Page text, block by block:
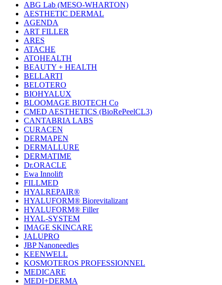
ABG Lab (MESO-WHARTON)
AESTHETIC DERMAL
AGENDA
ART FILLER
ARES
ATACHE
ATOHEALTH
BEAUTY + HEALTH
BELLARTI
BELOTERO
BIOHYALUX
BLOOMAGE BIOTECH Co
CMED AESTHETICS (BioRePeelCL3)
CANTABRIA LABS
CURACEN
DERMAPEN
DERMALLURE
DERMATIME
Dr.ORACLE
Ewa Innolift
FILLMED
НYALREPAIR®
HYALUFORM® Biorevitalizant
HYALUFORM® Filler
HYAL-SYSTEM
IMAGE SKINCARE
JALUPRO
JBP Nanoneedles
KEENWELL
KOSMOTEROS PROFESSIONNEL
MEDICARE
MEDI+DERMA